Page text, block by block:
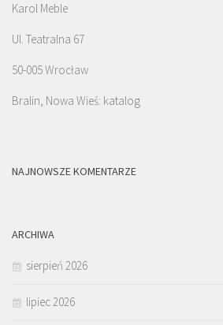
Karol Meble
Ul. Teatralna 67
50-005 Wrocław
Bralin, Nowa Wieś: katalog
NAJNOWSZE KOMENTARZE
ARCHIWA
sierpień 2026
lipiec 2026